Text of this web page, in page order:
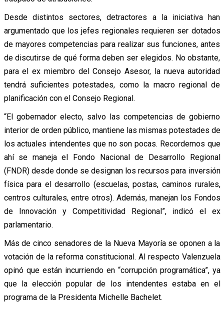
Desde distintos sectores, detractores a la iniciativa han
argumentado que los jefes regionales requieren ser dotados
de mayores competencias para realizar sus funciones, antes
de discutirse de qué forma deben ser elegidos. No obstante,
para el ex miembro del Consejo Asesor, la nueva autoridad
tendrá suficientes potestades, como la macro regional de
planificación con el Consejo Regional.
“El gobernador electo, salvo las competencias de gobierno
interior de orden público, mantiene las mismas potestades de
los actuales intendentes que no son pocas. Recordemos que
ahí se maneja el Fondo Nacional de Desarrollo Regional
(FNDR) desde donde se designan los recursos para inversión
física para el desarrollo (escuelas, postas, caminos rurales,
centros culturales, entre otros). Además, manejan los Fondos
de Innovación y Competitividad Regional”, indicó el ex
parlamentario.
Más de cinco senadores de la Nueva Mayoría se oponen a la
votación de la reforma constitucional. Al respecto Valenzuela
opinó que están incurriendo en “corrupción programática”, ya
que la elección popular de los intendentes estaba en el
programa de la Presidenta Michelle Bachelet.